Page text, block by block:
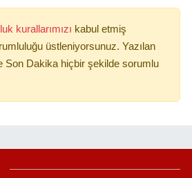
kurallarımızı kabul etmiş
üstleniyorsunuz. Yazılan
Son Dakika hiçbir şekilde sorumlu